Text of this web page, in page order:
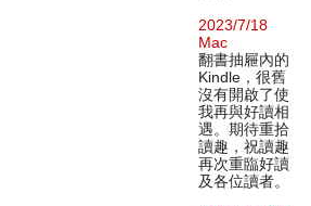
2023/7/18
Mac
翻書抽屜內的
Kindle，很舊
沒有開啟了使
我再與好讀相
遇。期待重拾
讀趣，祝讀趣
再次重臨好讀
及各位讀者。